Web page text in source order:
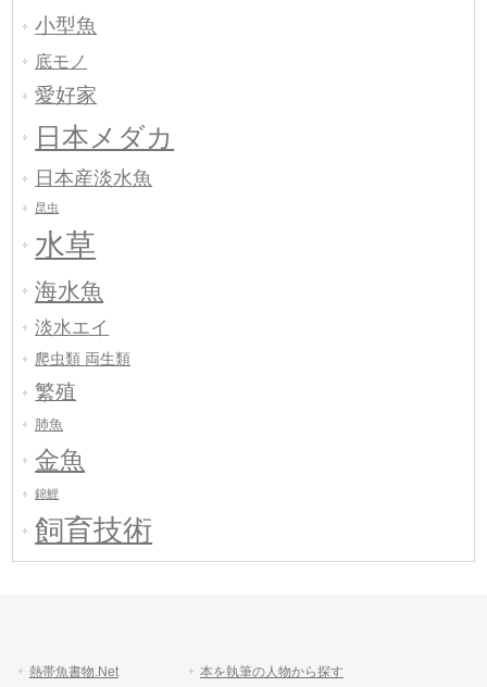
小型魚
底モノ
愛好家
日本メダカ
日本産淡水魚
昆虫
水草
海水魚
淡水エイ
爬虫類 両生類
繁殖
肺魚
金魚
錦鯉
飼育技術
熱帯魚書物.Net
本を執筆の人物から探す